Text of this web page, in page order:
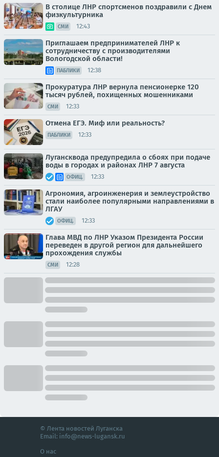
В столице ЛНР спортсменов поздравили с Днем
физкультурника
СМИ 12:43
Приглашаем предпринимателей ЛНР к
сотрудничеству с производителями
Вологодской области!
ПАБЛИКИ 12:38
Прокуратура ЛНР вернула пенсионерке 120
тысяч рублей, похищенных мошенниками
СМИ 12:33
Отмена ЕГЭ. Миф или реальность?
ПАБЛИКИ 12:33
Лугансквода предупредила о сбоях при подаче
воды в городах и районах ЛНР 7 августа
ОФИЦ. 12:33
Агрономия, агроинженерия и землеустройство
стали наиболее популярными направлениями в
ЛГАУ
ОФИЦ. 12:33
Глава МВД по ЛНР Указом Президента России
переведен в другой регион для дальнейшего
прохождения службы
СМИ 12:28
© Лента новостей Луганска
Email: info@news-lugansk.ru
О нас